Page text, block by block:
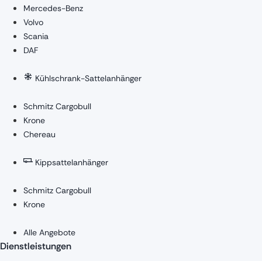
Mercedes-Benz
Volvo
Scania
DAF
Kühlschrank-Sattelanhänger
Schmitz Cargobull
Krone
Chereau
Kippsattelanhänger
Schmitz Cargobull
Krone
Alle Angebote
Dienstleistungen